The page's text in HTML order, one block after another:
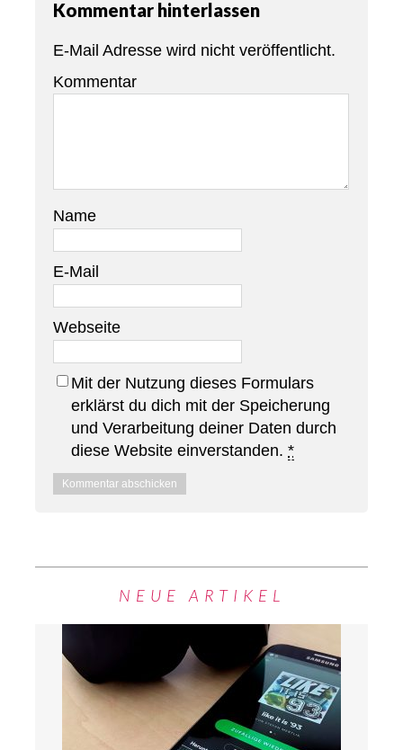
Kommentar hinterlassen
E-Mail Adresse wird nicht veröffentlicht.
Kommentar
Name
E-Mail
Webseite
Mit der Nutzung dieses Formulars
erklärst du dich mit der Speicherung
und Verarbeitung deiner Daten durch
diese Website einverstanden. *
NEUE ARTIKEL